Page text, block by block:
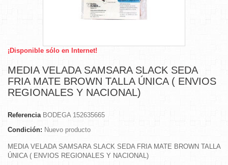
¡Disponible sólo en Internet!
MEDIA VELADA SAMSARA SLACK SEDA
FRIA MATE BROWN TALLA ÚNICA ( ENVIOS
REGIONALES Y NACIONAL)
Referencia BODEGA 152635665
Condición: Nuevo producto
MEDIA VELADA SAMSARA SLACK SEDA FRIA MATE BROWN TALLA
ÚNICA ( ENVIOS REGIONALES Y NACIONAL)